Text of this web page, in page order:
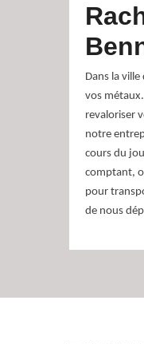
Dans la
vos
revaloriser
notre
cours du
comptant,
pour
de nous